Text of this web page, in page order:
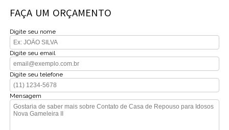
FAÇA UM ORÇAMENTO
Digite seu nome
Digite seu email
Digite seu telefone
Mensagem